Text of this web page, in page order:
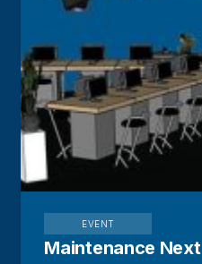
EVENT
Maintenance Next